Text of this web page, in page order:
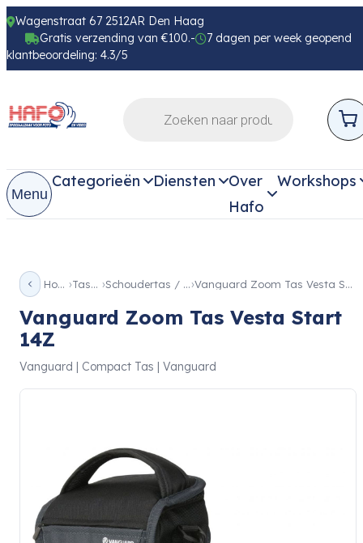
Wagenstraat 67 2512AR Den Haag
Gratis verzending van €100.-
7 dagen per week geopend
klantbeoordeling: 4.3/5
Menu
Categorieën Diensten
Over
Hafo
Workshops
Home Tassen Schoudertas / Sling Vanguard Zoom Tas Vesta Start 14Z
Vanguard Zoom Tas Vesta Start
14Z
Vanguard | Compact Tas | Vanguard